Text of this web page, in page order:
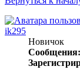
ik295
Новичок
Сообщения: